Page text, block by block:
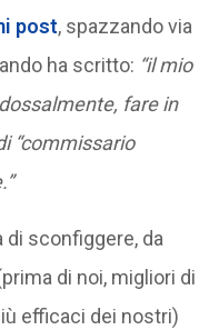
post, spazzando via
ha scritto: “il mio
fare in
“commissario
sconfiggere, da
di noi, migliori di
efficaci dei nostri)